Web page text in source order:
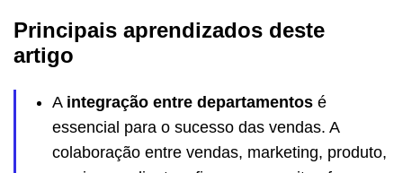
Principais aprendizados deste
artigo
A integração entre departamentos é
essencial para o sucesso das vendas. A
colaboração entre vendas, marketing, produto,